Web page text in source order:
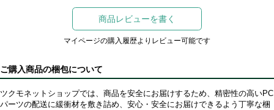
商品レビューを書く
マイページの購入履歴よりレビュー可能です
ご購入商品の梱包について
ツクモネットショップでは、商品を安全にお届けするため、精密性の高いPC
パーツの配送に緩衝材を敷き詰め、安心・安全にお届けできるよう丁寧な梱